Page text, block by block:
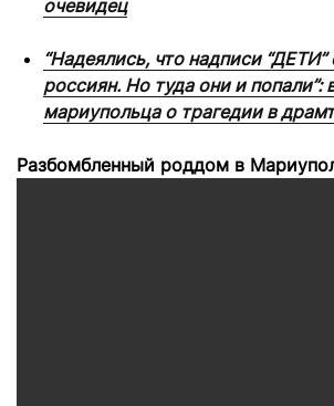
очевидец
“Надеялись, что надписи “ДЕТИ”
россиян. Но туда они и попали”:
мариупольца о трагедии в
Разбомбленный роддом в